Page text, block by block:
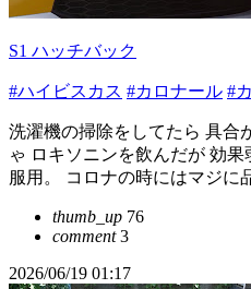
S1 ハッチバック
#ハイビスカス #カロナール #
洗濯機の掃除をしてたら 具合
ゃ ロキソニンを飲んだが 効
服用。 コロナの時にはマジに
thumb_up 76
comment3
2026/06/19 01:17